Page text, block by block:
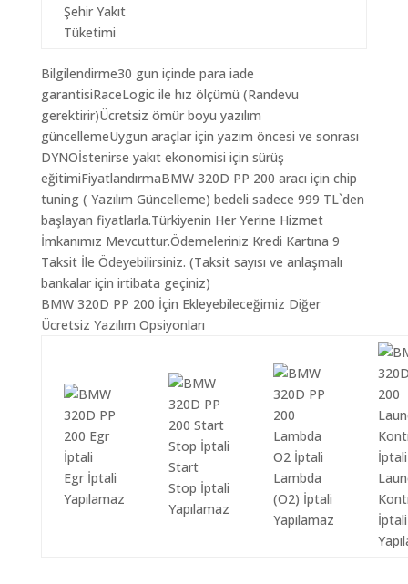
Şehir Yakıt
Tüketimi
Bilgilendirme30 gun içinde para iade
garantisiRaceLogic ile hız ölçümü (Randevu
gerektirir)Ücretsiz ömür boyu yazılım
güncellemeUygun araçlar için yazım öncesi ve sonrası
DYNOİstenirse yakıt ekonomisi için sürüş
eğitimiFiyatlandırmaBMW 320D PP 200 aracı için chip
tuning ( Yazılım Güncelleme) bedeli sadece 999 TL`den
başlayan fiyatlarla.Türkiyenin Her Yerine Hizmet
İmkanımız Mevcuttur.Ödemeleriniz Kredi Kartına 9
Taksit İle Ödeyebilirsiniz. (Taksit sayısı ve anlaşmalı
bankalar için irtibata geçiniz)
BMW 320D PP 200 İçin Ekleyebileceğimiz Diğer
Ücretsiz Yazılım Opsiyonları
Egr İptali
Yapılamaz
Start
Stop İptali
Yapılamaz
Lambda
(O2) İptali
Yapılamaz
İptali